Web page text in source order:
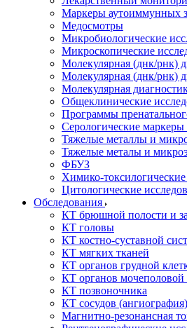
Маркеры аутоиммунных
Медосмотры
Микробиологические
Микроскопические
Молекулярная (днк/рнк)
Молекулярная (днк/рнк)
Молекулярная
Общеклинические
Программы
Серологические
Тяжелые металлы и
Тяжелые металы и
ФБУЗ
Химико-
Цитологические
Обследования
КТ брюшной полости и
КТ головы
КТ костно-суставной
КТ мягких тканей
КТ органов грудной
КТ органов мочеполовой
КТ позвоночника
КТ сосудов (ангиография)
Магнитно-резонансная